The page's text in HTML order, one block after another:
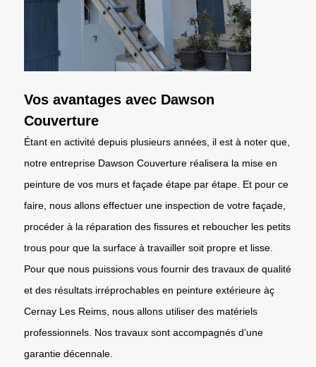
Vos avantages avec Dawson
Couverture
Étant en activité depuis plusieurs années, il est à noter que,
notre entreprise Dawson Couverture réalisera la mise en
peinture de vos murs et façade étape par étape. Et pour ce
faire, nous allons effectuer une inspection de votre façade,
procéder à la réparation des fissures et reboucher les petits
trous pour que la surface à travailler soit propre et lisse.
Pour que nous puissions vous fournir des travaux de qualité
et des résultats irréprochables en peinture extérieure àç
Cernay Les Reims, nous allons utiliser des matériels
professionnels. Nos travaux sont accompagnés d’une
garantie décennale.